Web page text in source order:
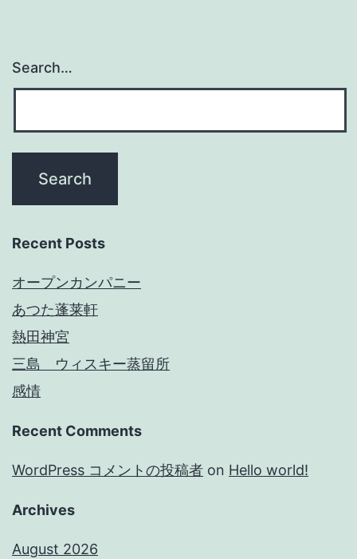
Search…
Recent Posts
オープンカンパニー
あつた蓬莱軒
熱田神宮
三島 ウィスキー蒸留所
感情
Recent Comments
WordPress コメントの投稿者 on Hello world!
Archives
August 2026